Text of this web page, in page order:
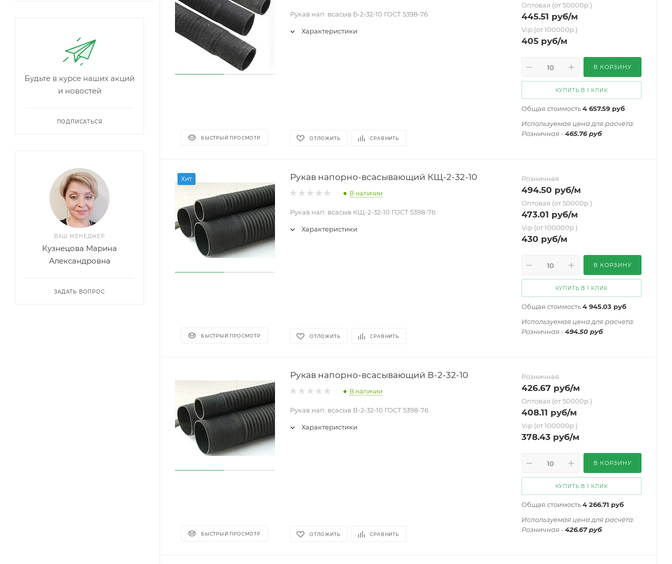
БЫСТРЫЙ ПРОСМОТР
Рукав нап. всасыв Б-2-32-10 ГОСТ 5398-76
Характеристики
ОТЛОЖИТЬ СРАВНИТЬ
Оптовая (от 50000р.)
445.51 руб/м
Vip (от 100000р.)
405 руб/м
В КОРЗИНУ
КУПИТЬ В 1 КЛИК
Общая стоимость4 657.59 руб
Иcпользуемая цена для расчёта:
Розничная -465.76 руб
Хит
БЫСТРЫЙ ПРОСМОТР
Рукав напорно-всасывающий КЩ-2-32-10
В наличии
Рукав нап. всасыв КЩ-2-32-10 ГОСТ 5398-76
Характеристики
ОТЛОЖИТЬ СРАВНИТЬ
Розничная
494.50 руб/м
Оптовая (от 50000р.)
473.01 руб/м
Vip (от 100000р.)
430 руб/м
В КОРЗИНУ
КУПИТЬ В 1 КЛИК
Общая стоимость4 945.03 руб
Иcпользуемая цена для расчёта:
Розничная -494.50 руб
БЫСТРЫЙ ПРОСМОТР
Рукав напорно-всасывающий В-2-32-10
В наличии
Рукав нап. всасыв В-2-32-10 ГОСТ 5398-76
Характеристики
ОТЛОЖИТЬ СРАВНИТЬ
Розничная
426.67 руб/м
Оптовая (от 50000р.)
408.11 руб/м
Vip (от 100000р.)
378.43 руб/м
В КОРЗИНУ
КУПИТЬ В 1 КЛИК
Общая стоимость4 266.71 руб
Иcпользуемая цена для расчёта:
Розничная -426.67 руб
Будьте в курсе наших акций
и новостей
ПОДПИСАТЬСЯ
ВАШ МЕНЕДЖЕР
Кузнецова Марина
Александровна
ЗАДАТЬ ВОПРОС